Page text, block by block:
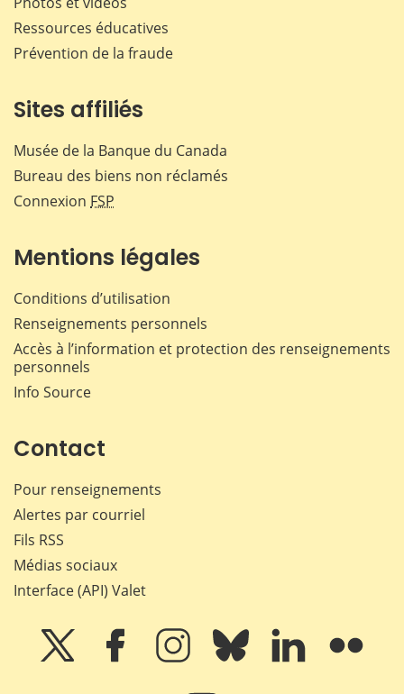
Ressources éducatives
Prévention de la fraude
Sites affiliés
Musée de la Banque du Canada
Bureau des biens non réclamés
Connexion FSP
Mentions légales
Conditions d’utilisation
Renseignements personnels
Accès à l’information et protection des renseignements
personnels
Info Source
Contact
Pour renseignements
Alertes par courriel
Fils RSS
Médias sociaux
Interface (API) Valet